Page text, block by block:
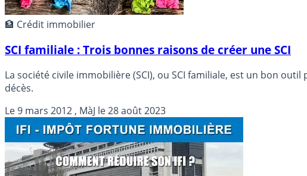
🏦 Crédit immobilier
SCI familiale : Trois bonnes raisons de créer une SCI
La société civile immobilière (SCI), ou SCI familiale, est un bon
décès.
Le9 mars 2012 , MàJ le28 août 2023